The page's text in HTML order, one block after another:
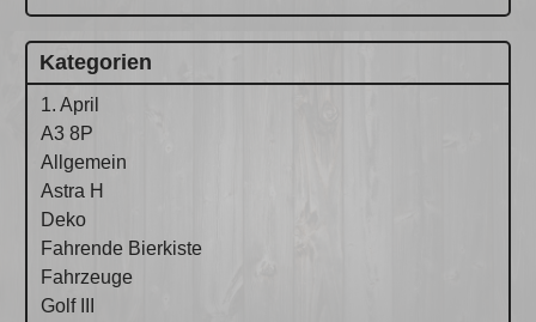
Kategorien
1. April
A3 8P
Allgemein
Astra H
Deko
Fahrende Bierkiste
Fahrzeuge
Golf III